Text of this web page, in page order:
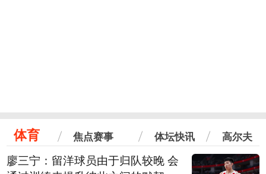
体育 焦点赛事 体坛快讯 高尔夫
廖三宁：留洋球员由于归队较晚 会